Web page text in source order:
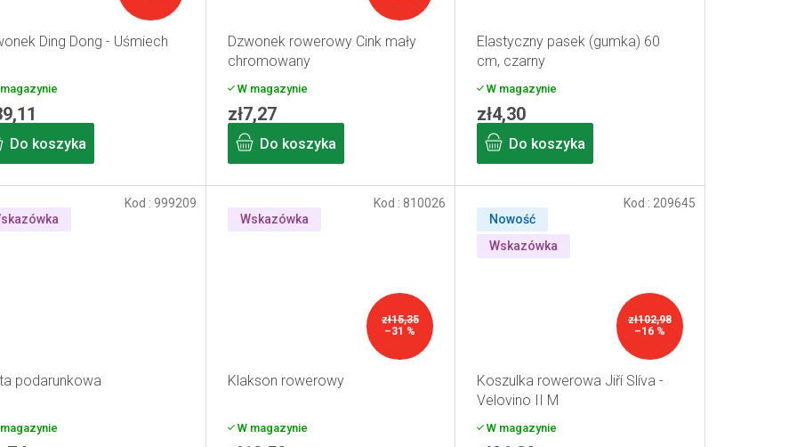
Ding Dong - Uśmiech
Do koszyka
Dzwonek rowerowy Cink mały
chromowany
W magazynie
zł7,27
Do koszyka
Elastyczny pasek (gumka) 60
cm, czarny
W magazynie
zł4,30
Do koszyka
podarunkowa
Kod : 999209
Wskazówka
zł15,35
–31 %
Klakson rowerowy
W magazynie
Kod :810026
Nowość
Wskazówka
zł102,98
–16 %
Koszulka rowerowa Jiří Slíva -
Velovino II M
W magazynie
Kod : 209645